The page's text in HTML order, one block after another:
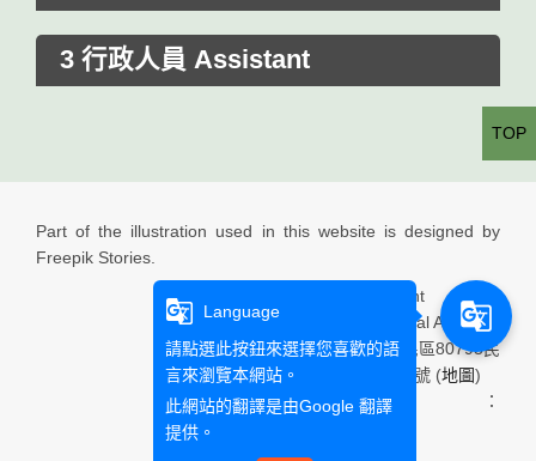
3 行政人員 Assistant
Part of the illustration used in this website is designed by
Freepik Stories.
Department of
International Affairs
高雄市三民區80793民
族一路900號 (地圖)
Email：
TOP
g_translate
Language
請點選此按鈕來選擇您喜歡的語
言來瀏覽本網站。
此網站的翻譯是由Google 翻譯
提供。
g_translate